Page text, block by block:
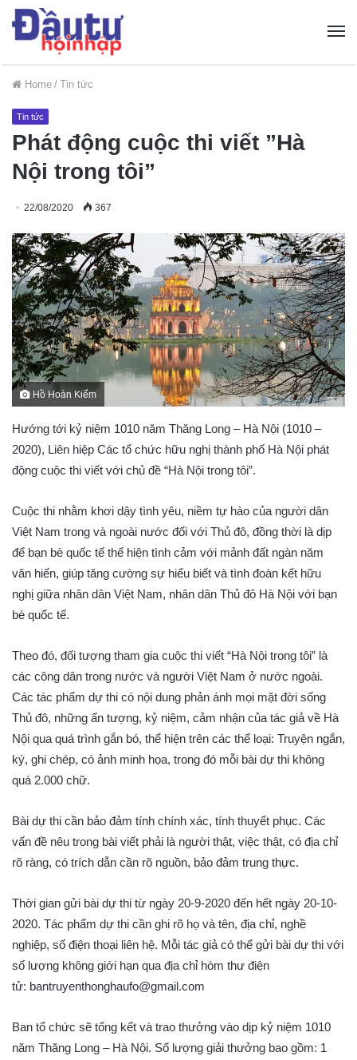
Home / Tin tức
Tin tức
Phát động cuộc thi viết ”Hà
Nội trong tôi”
22/08/2020 367
Hồ Hoàn Kiếm
Hướng tới kỷ niệm 1010 năm Thăng Long – Hà Nội (1010 –
2020), Liên hiệp Các tổ chức hữu nghị thành phố Hà Nội phát
động cuộc thi viết với chủ đề “Hà Nội trong tôi”.
Cuộc thi nhằm khơi dậy tình yêu, niềm tự hào của người dân
Việt Nam trong và ngoài nước đối với Thủ đô, đồng thời là dịp
để bạn bè quốc tế thể hiện tình cảm với mảnh đất ngàn năm
văn hiến, giúp tăng cường sự hiểu biết và tình đoàn kết hữu
nghị giữa nhân dân Việt Nam, nhân dân Thủ đô Hà Nội với bạn
bè quốc tế.
Theo đó, đối tượng tham gia cuộc thi viết “Hà Nội trong tôi” là
các công dân trong nước và người Việt Nam ở nước ngoài.
Các tác phẩm dự thi có nội dung phản ánh mọi mặt đời sống
Thủ đô, những ấn tượng, kỷ niệm, cảm nhận của tác giả về Hà
Nội qua quá trình gắn bó, thể hiện trên các thể loại: Truyện ngắn,
ký, ghi chép, có ảnh minh họa, trong đó mỗi bài dự thi không
quá 2.000 chữ.
Bài dự thi cần bảo đảm tính chính xác, tính thuyết phục. Các
vấn đề nêu trong bài viết phải là người thật, việc thật, có địa chỉ
rõ ràng, có trích dẫn cần rõ nguồn, bảo đảm trung thực.
Thời gian gửi bài dự thi từ ngày 20-9-2020 đến hết ngày 20-10-
2020. Tác phẩm dự thi cần ghi rõ họ và tên, địa chỉ, nghề
nghiệp, số điện thoại liên hệ. Mỗi tác giả có thể gửi bài dự thi với
số lượng không giới hạn qua địa chỉ hòm thư điện
tử: bantruyenthonghaufo@gmail.com
Ban tổ chức sẽ tổng kết và trao thưởng vào dịp kỷ niệm 1010
năm Thăng Long – Hà Nội. Số lượng giải thưởng bao gồm: 1